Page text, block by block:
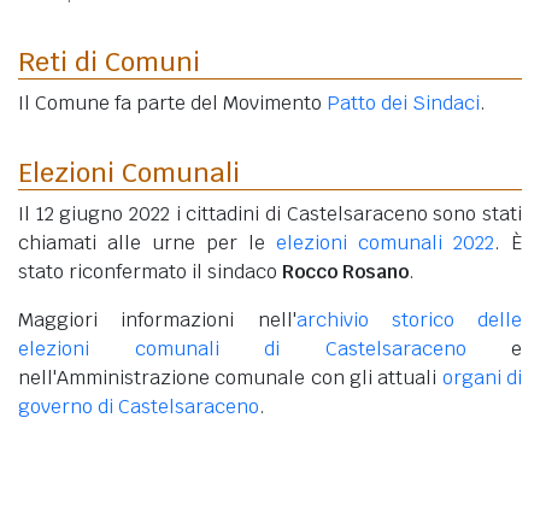
Reti di Comuni
Il Comune fa parte del Movimento Patto dei Sindaci.
Elezioni Comunali
Il 12 giugno 2022 i cittadini di Castelsaraceno sono stati
chiamati alle urne per le elezioni comunali 2022. È
stato riconfermato il sindaco Rocco Rosano.
Maggiori informazioni nell'archivio storico delle
elezioni comunali di Castelsaraceno e
nell'Amministrazione comunale con gli attuali organi di
governo di Castelsaraceno.